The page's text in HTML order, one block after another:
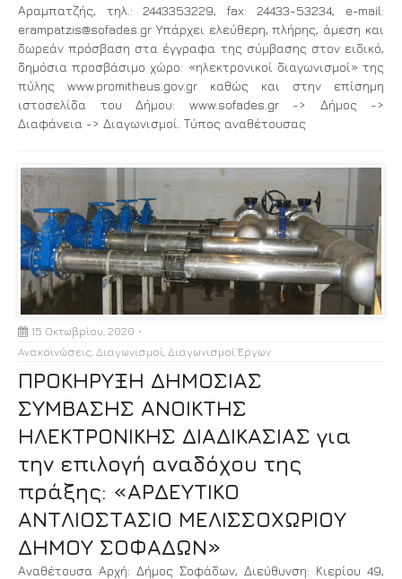
Αραμπατζής, τηλ.: 2443353229, fax: 24433-53234, e-mail:
erampatzis@sofades.gr Υπάρχει ελεύθερη, πλήρης, άμεση και
δωρεάν πρόσβαση στα έγγραφα της σύμβασης στον ειδικό,
δημόσια προσβάσιμο χώρο: «ηλεκτρονικοί διαγωνισμοί» της
πύλης www.promitheus.gov.gr καθώς και στην επίσημη
ιστοσελίδα του Δήμου: www.sofades.gr -> Δήμος ->
Διαφάνεια -> Διαγωνισμοί. Τύπος αναθέτουσας
15 Οκτωβρίου, 2020
Ανακοινώσεις Διαγωνισμοί Διαγωνισμοί Έργων
ΠΡΟΚΗΡΥΞΗ ΔΗΜΟΣΙΑΣ
ΣΥΜΒΑΣΗΣ ΑΝΟΙΚΤΗΣ
ΗΛΕΚΤΡΟΝΙΚΗΣ ΔΙΑΔΙΚΑΣΙΑΣ για
την επιλογή αναδόχου της
πράξης: «ΑΡΔΕΥΤΙΚΟ
ΑΝΤΛΙΟΣΤΑΣΙΟ ΜΕΛΙΣΣΟΧΩΡΙΟΥ
ΔΗΜΟΥ ΣΟΦΑΔΩΝ»
Αναθέτουσα Αρχή: Δήμος Σοφάδων, Διεύθυνση: Κιερίου 49,